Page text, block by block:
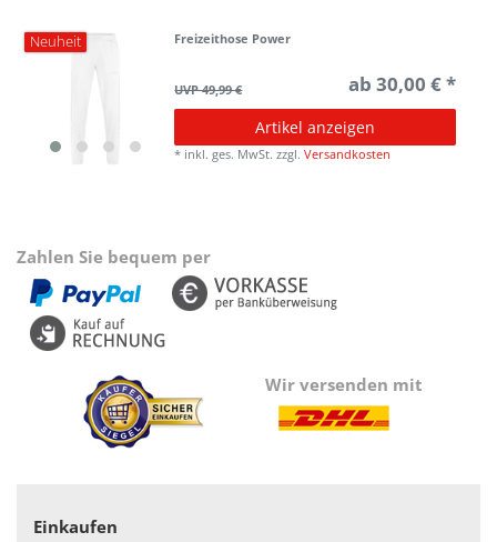
Neuheit Freizeithose Power
UVP 49,99 € ab 30,00 € *
Artikel anzeigen
* inkl. ges. MwSt. zzgl.Versandkosten
Zahlen Sie bequem per
Wir versenden mit
Einkaufen